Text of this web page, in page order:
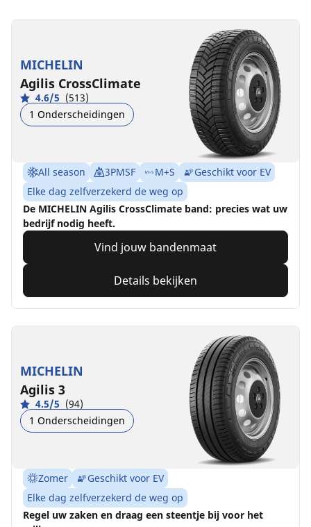
MICHELIN
Agilis CrossClimate
4.6/5 (513)
1 Onderscheidingen
All season 3PMSF M+S
Geschikt voor EV
Elke dag zelfverzekerd de weg op
De MICHELIN Agilis CrossClimate band: precies wat uw
bedrijf nodig heeft.
Vind jouw bandenmaat
Details bekijken
MICHELIN
Agilis 3
4.5/5 (94)
1 Onderscheidingen
Zomer
Geschikt voor EV
Elke dag zelfverzekerd de weg op
Regel uw zaken en draag een steentje bij voor het